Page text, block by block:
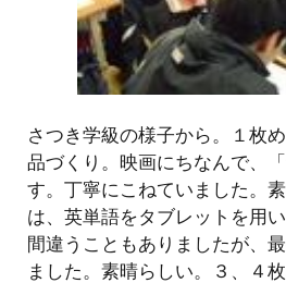
さつき学級の様子から。１枚
品づくり。映画にちなんで、
す。丁寧にこねていました。
は、英単語をタブレットを用
間違うこともありましたが、
ました。素晴らしい。３、４